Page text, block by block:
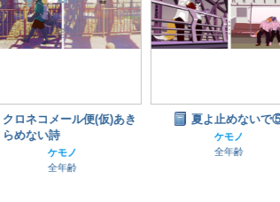
コメール便(仮)あき
詩
夏よ止めないで⑤